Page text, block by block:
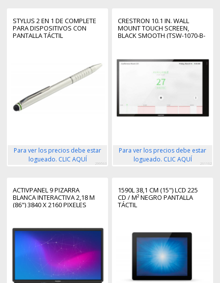
STYLUS 2 EN 1 DE COMPLETE
PARA DISPOSITIVOS CON
PANTALLA TÁCTIL
Para ver los precios debe estar
logueado. CLIC AQUÍ
299563
CRESTRON 10.1 IN. WALL
MOUNT TOUCH SCREEN,
BLACK SMOOTH (TSW-1070-B-
Para ver los precios debe estar
logueado. CLIC AQUÍ
261162
ACTIVPANEL 9 PIZARRA
BLANCA INTERACTIVA 2,18 M
(86") 3840 X 2160 PIXELES
1590L 38,1 CM (15") LCD 225
CD / M² NEGRO PANTALLA
TÁCTIL